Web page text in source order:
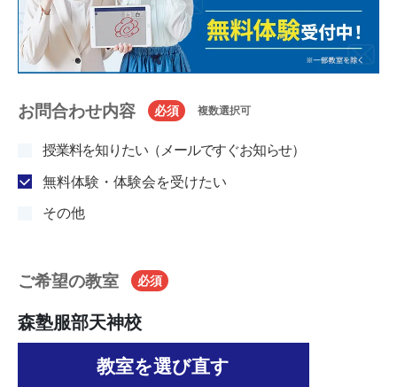
お問合わせ内容 必須 複数選択可
授業料を知りたい（メールですぐお知らせ）
無料体験・体験会を受けたい
その他
ご希望の教室 必須
森塾服部天神校
教室を選び直す